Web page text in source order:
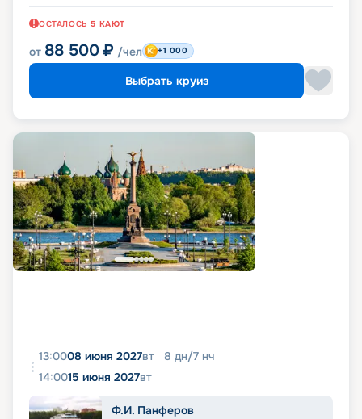
ОСТАЛОСЬ 5 КАЮТ
от 88 500 ₽ /чел +1 000
Выбрать круиз
13:0008 июня 2027вт 8 дн/7 нч
14:0015 июня 2027вт
Ф.И. Панферов